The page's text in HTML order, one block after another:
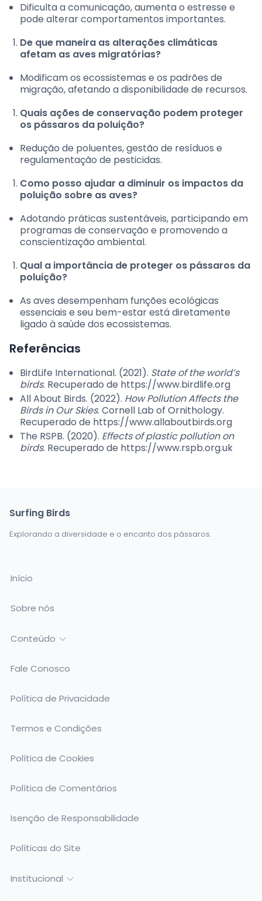
Dificulta a comunicação, aumenta o estresse e
pode alterar comportamentos importantes.
De que maneira as alterações climáticas
afetam as aves migratórias?
Modificam os ecossistemas e os padrões de
migração, afetando a disponibilidade de recursos.
Quais ações de conservação podem proteger
os pássaros da poluição?
Redução de poluentes, gestão de resíduos e
regulamentação de pesticidas.
Como posso ajudar a diminuir os impactos da
poluição sobre as aves?
Adotando práticas sustentáveis, participando em
programas de conservação e promovendo a
conscientização ambiental.
Qual a importância de proteger os pássaros da
poluição?
As aves desempenham funções ecológicas
essenciais e seu bem-estar está diretamente
ligado à saúde dos ecossistemas.
Referências
BirdLife International. (2021). State of the world’s
birds. Recuperado de https://www.birdlife.org
All About Birds. (2022). How Pollution Affects the
Birds in Our Skies. Cornell Lab of Ornithology.
Recuperado de https://www.allaboutbirds.org
The RSPB. (2020). Effects of plastic pollution on
birds. Recuperado de https://www.rspb.org.uk
Surfing Birds
Explorando a diversidade e o encanto dos pássaros.
Início
Sobre nós
Conteúdo
Fale Conosco
Política de Privacidade
Termos e Condições
Política de Cookies
Política de Comentários
Isenção de Responsabilidade
Políticas do Site
Institucional